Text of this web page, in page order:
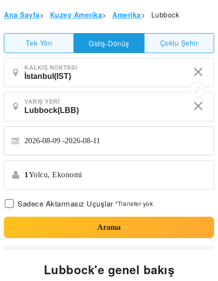
Ana Sayfa> Kuzey Amerika> Amerika> Lubbock
Tek Yön Gidiş-Dönüş Çoklu Şehir
KALKIŞ NOKTASI
VARIŞ YERI
2026-08-09 2026-08-11
1Yolcu, Ekonomi
Sadece Aktarmasız Uçuşlar *Transfer yok
Arama
Lubbock'e genel bakış